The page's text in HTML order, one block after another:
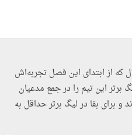
که از ابتدای این فصل تجربه‌اش
این تیم را در جمع مدعیان
و برای بقا در لیگ برتر حداقل به